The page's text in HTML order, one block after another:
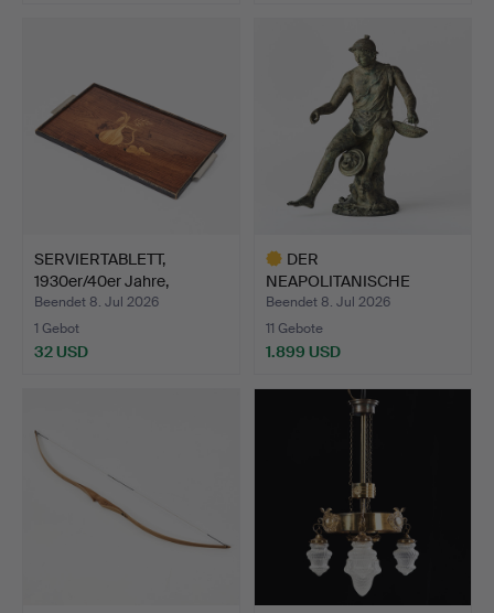
SERVIERTABLETT,
1930er/40er Jahre,
Mjölbyi…
Beendet 8. Jul 2026
1 Gebot
32 USD
DER
NEAPOLITANISCHE
FISCHER, Italien Ende …
Beendet 8. Jul 2026
11 Gebote
1.899 USD